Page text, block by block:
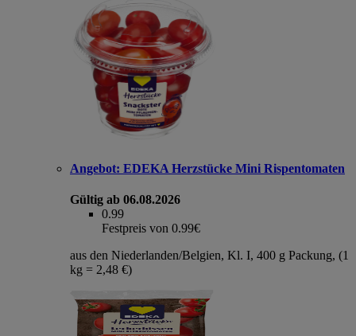
Angebot: EDEKA Herzstücke Mini Rispentomaten
Gültig ab 06.08.2026
0.99
Festpreis von 0.99€
aus den Niederlanden/Belgien, Kl. I, 400 g Packung, (1
kg = 2,48 €)